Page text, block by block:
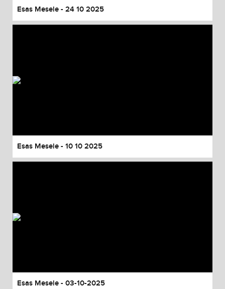
Esas Mesele - 24 10 2025
Esas Mesele - 10 10 2025
Esas Mesele - 03-10-2025